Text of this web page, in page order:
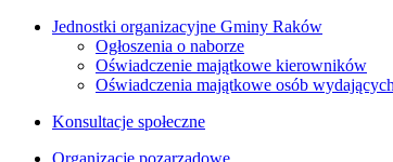
Jednostki organizacyjne Gminy Raków
Ogłoszenia o naborze
Oświadczenie majątkowe kierowników
Oświadczenia majątkowe osób
Konsultacje społeczne
Organizacje pozarządowe